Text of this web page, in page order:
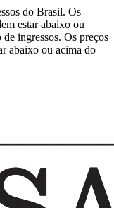
do Brasil. Os
estar abaixo ou
ingressos. Os preços
abaixo ou acima do